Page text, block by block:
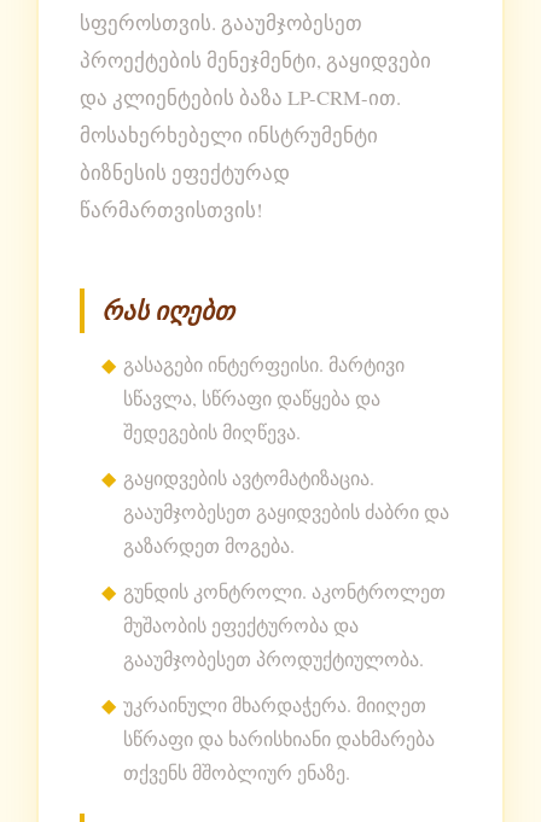
სფეროსთვის. გააუმჯობესეთ
პროექტების მენეჯმენტი, გაყიდვები
და კლიენტების ბაზა LP-CRM-ით.
მოსახერხებელი ინსტრუმენტი
ბიზნესის ეფექტურად
წარმართვისთვის!
რას იღებთ
გასაგები ინტერფეისი. მარტივი
სწავლა, სწრაფი დაწყება და
შედეგების მიღწევა.
გაყიდვების ავტომატიზაცია.
გააუმჯობესეთ გაყიდვების ძაბრი და
გაზარდეთ მოგება.
გუნდის კონტროლი. აკონტროლეთ
მუშაობის ეფექტურობა და
გააუმჯობესეთ პროდუქტიულობა.
უკრაინული მხარდაჭერა. მიიღეთ
სწრაფი და ხარისხიანი დახმარება
თქვენს მშობლიურ ენაზე.